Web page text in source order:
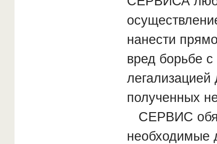
нанести
вред борьбе
полученных
СЕРВИС
необходимые